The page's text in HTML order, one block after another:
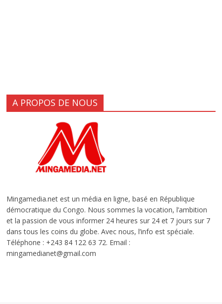
A PROPOS DE NOUS
Mingamedia.net est un média en ligne, basé en République
démocratique du Congo. Nous sommes la vocation, l’ambition
et la passion de vous informer 24 heures sur 24 et 7 jours sur 7
dans tous les coins du globe. Avec nous, l’info est spéciale.
Téléphone : +243 84 122 63 72. Email :
mingamedianet@gmail.com